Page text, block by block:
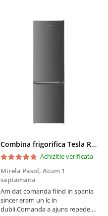
Combina frigorifica Tesla RC2600HXE, 262 l, Clasa E, Iluminare LED, dezghetare automata frigider, H 180 cm, Inox
Achizitie verificata
Mirela Pasol, Acum 1
saptamana
Am dat comanda fiind in spania
sincer eram un ic in
dubii.Comanda a ajuns repede,in